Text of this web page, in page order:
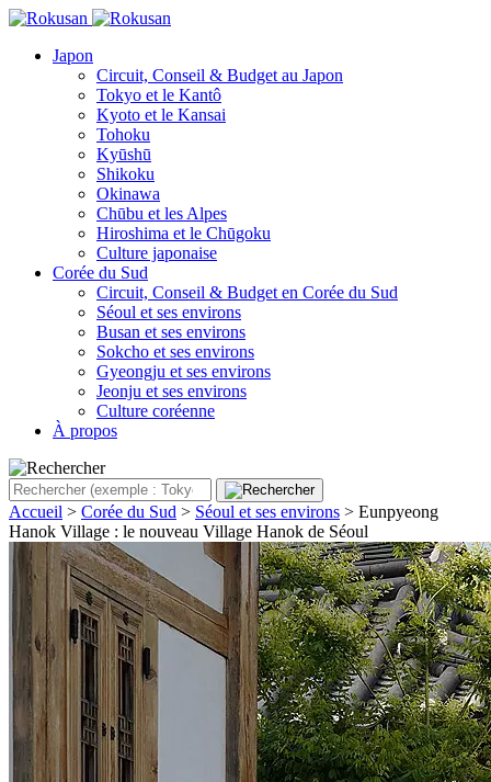
Japon
Circuit, Conseil & Budget au Japon
Tokyo et le Kantô
Kyoto et le Kansai
Tohoku
Kyūshū
Shikoku
Okinawa
Chūbu et les Alpes
Hiroshima et le Chūgoku
Culture japonaise
Corée du Sud
Circuit, Conseil & Budget en Corée du Sud
Séoul et ses environs
Busan et ses environs
Sokcho et ses environs
Gyeongju et ses environs
Jeonju et ses environs
Culture coréenne
À propos
Accueil > Corée du Sud > Séoul et ses environs > Eunpyeong
Hanok Village : le nouveau Village Hanok de Séoul